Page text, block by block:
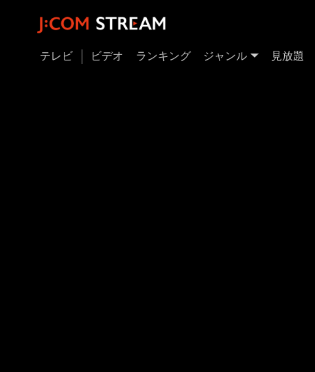
テレビ ビデオ ランキング ジャンル 見放題